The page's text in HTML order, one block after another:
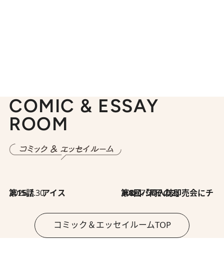
COMIC & ESSAY
ROOM
2026.7.30
第15話 アイス 2026.7.30
第8回「同人誌即売会にチャレンジ その2」
コミック＆エッセイルームTOP